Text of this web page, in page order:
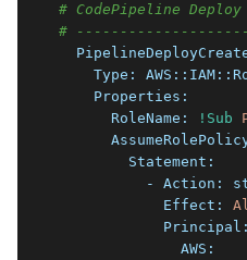
# CodePipeline
#
    Type:
    Properties:
      RoleName:
!Sub
        Statement:
          - Action:
            Effect:
            Principal:
              AWS: